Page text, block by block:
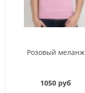
Розовый меланж
1050 руб